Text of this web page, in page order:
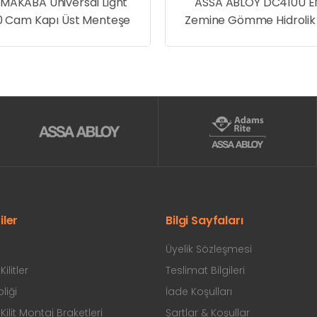
Cam Kapı Üst Menteşe
Zemine Gömme Hidrolik
Montaj Braketleri
Bilgi Sayfaları
Üyelik Sözleşmesi
Teslimat Bilgileri
İade Koşulları
Şartlar & Koşullar